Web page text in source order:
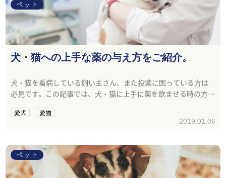
ペット
犬・猫への上手な薬の与え方をご紹介。
犬・猫を看病している飼い主さん、また投薬に困っている方は
必見です。この記事では、犬・猫に上手に薬を飲ませる時の方法
愛犬 愛猫
2019.01.06
ペット